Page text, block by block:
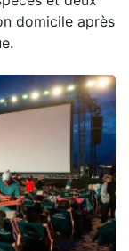
domicile après